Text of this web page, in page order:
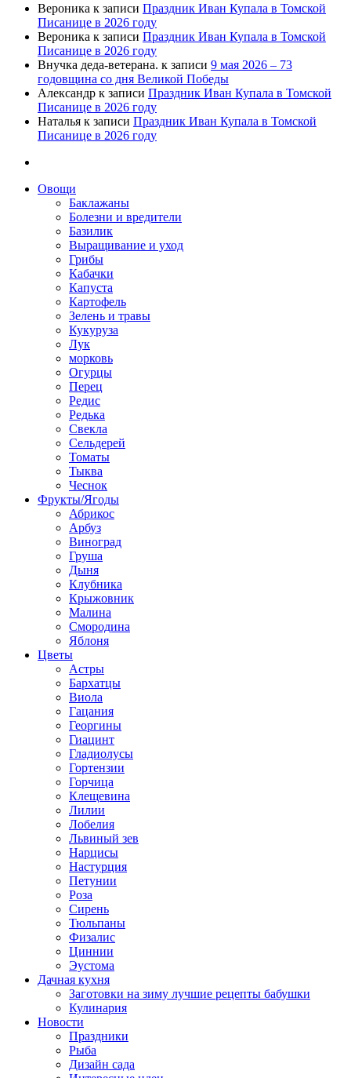
Вероника к записи Праздник Иван Купала в Томской
Писанице в 2026 году
Вероника к записи Праздник Иван Купала в Томской
Писанице в 2026 году
Внучка деда-ветерана. к записи 9 мая 2026 – 73
годовщина со дня Великой Победы
Александр к записи Праздник Иван Купала в Томской
Писанице в 2026 году
Наталья к записи Праздник Иван Купала в Томской
Писанице в 2026 году
Овощи
Баклажаны
Болезни и вредители
Базилик
Выращивание и уход
Грибы
Кабачки
Капуста
Картофель
Зелень и травы
Кукуруза
Лук
морковь
Огурцы
Перец
Редис
Редька
Свекла
Сельдерей
Томаты
Тыква
Чеснок
Фрукты/Ягоды
Абрикос
Арбуз
Виноград
Груша
Дыня
Клубника
Крыжовник
Малина
Смородина
Яблоня
Цветы
Астры
Бархатцы
Виола
Гацания
Георгины
Гиацинт
Гладиолусы
Гортензии
Горчица
Клещевина
Лилии
Лобелия
Львиный зев
Нарцисы
Настурция
Петунии
Роза
Сирень
Тюльпаны
Физалис
Циннии
Эустома
Дачная кухня
Заготовки на зиму лучшие рецепты бабушки
Кулинария
Новости
Праздники
Рыба
Дизайн сада